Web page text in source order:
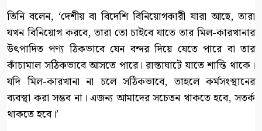
তিনি বলেন, ‘দেশীয় বা বিদেশি বিনিয়োগকারী যারা আছে, তারা
যখন বিনিয়োগ করবে, তারা তো চাইবে যাতে তার মিল-কারখানার
উৎপাদিত পণ্য ঠিকভাবে যেন বন্দর দিয়ে যেতে পারে বা তার
কাঁচামাল সঠিকভাবে আসতে পারে। রাস্তাঘাটে যাতে শান্তি থাকে।
যদি মিল-কারখানা না চলে সঠিকভাবে, তাহলে কর্মসংস্থানের
ব্যবস্থা করা সম্ভব না। এজন্য আমাদের সচেতন থাকতে হবে, সতর্ক
থাকতে হবে।’